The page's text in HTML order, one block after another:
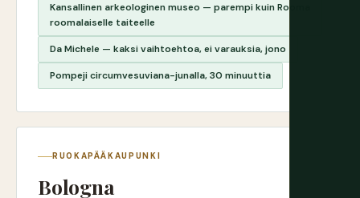
Kansallinen arkeologinen museo — parempi kuin Rooma
roomalaiselle taiteelle
Da Michele — kaksi vaihtoehtoa, ei varauksia, jono
Pompeji circumvesuviana-junalla, 30 minuuttia
RUOKAPÄÄKAUPUNKI
Bologna